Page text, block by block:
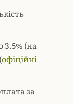
3.5% (на
офіційні
за